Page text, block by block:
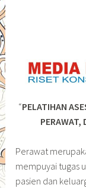
“PELATIHAN
PERAWAT,
Perawat
mempuyai tugas
pasien dan